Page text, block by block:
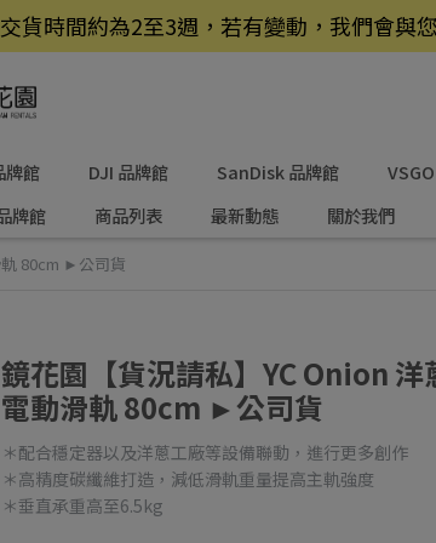
時間約為2至3週，若有變動，我們會與
牌館 DJI 品牌館 SanDisk 品牌館
牌館 商品列表 最新動態 關於我們
軌 80cm ►公司貨
鏡花園【貨況請私】YC Onion
電動滑軌 80cm ►公司貨
＊配合穩定器以及洋蔥工廠等設備聯動，進行更多創作
＊高精度碳纖維打造，減低滑軌重量提高主軌強度
＊垂直承重高至6.5kg